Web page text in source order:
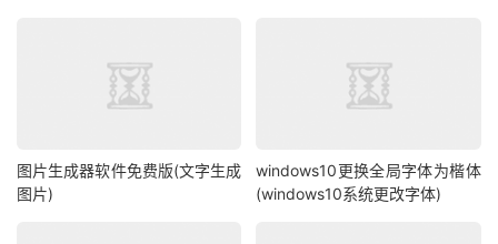
图片生成器软件免费版(文字生成
图片)
windows10更换全局字体为楷体
(windows10系统更改字体)